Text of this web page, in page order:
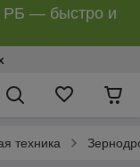
РБ — быстро и
техника